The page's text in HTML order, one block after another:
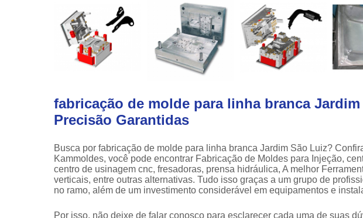
fabricação de molde para linha branca
Precisão Garantidas
Busca por fabricação de molde para linha branca Jardim São Luiz?
Kammoldes, você pode encontrar Fabricação de Moldes para Injeção,
centro de usinagem cnc, fresadoras, prensa hidráulica, A melhor
verticais, entre outras alternativas. Tudo isso graças a um grupo de
no ramo, além de um investimento considerável em equipamentos e
Por isso, não deixe de falar conosco para esclarecer cada uma de suas